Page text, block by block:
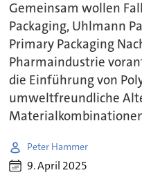
Gemeinsam wollen
Packaging, Uhlmann
Primary Packaging
Pharmaindustrie
die Einführung von
umweltfreundliche
Peter Hammer
9. April 2025